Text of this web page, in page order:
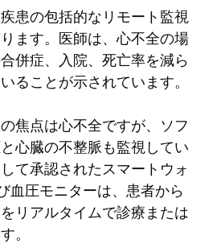
患の包括的なリモート監視
ます。医師は、心不全の場
併症、入院、死亡率を減ら
ることが示されています。
焦点は心不全ですが、ソフ
心臓の不整脈も監視してい
て承認されたスマートウォ
血圧モニターは、患者から
リアルタイムで診療または
。